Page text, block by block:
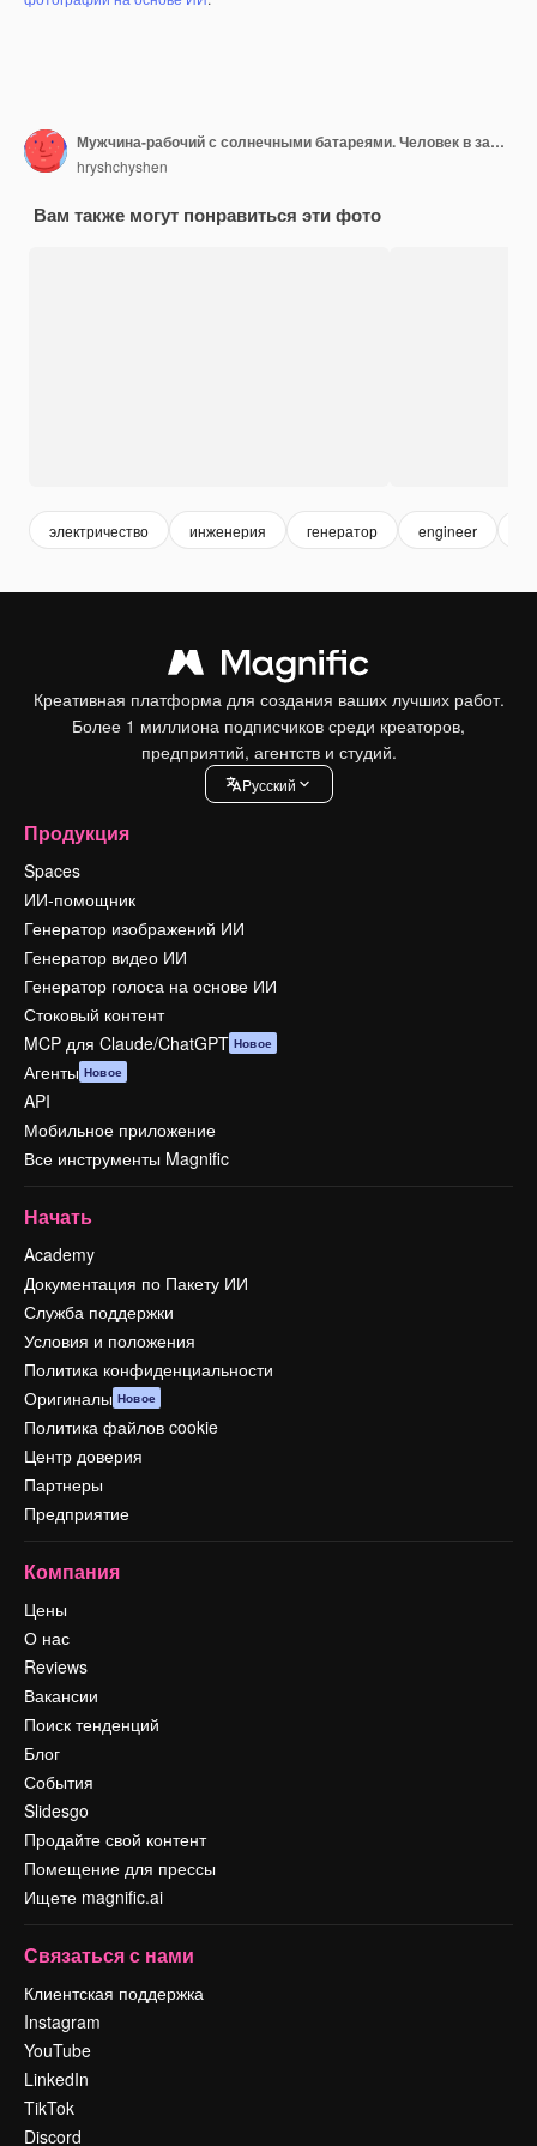
Мужчина-рабочий с солнечными батареями. Человек в защитном шлеме. Установка автономной системы солнечных батарей
hryshchyshen
Вам также могут понравиться эти фото
электричество инженерия генератор engineer
Креативная платформа для создания ваших лучших работ.
Более 1 миллиона подписчиков среди креаторов,
предприятий, агентств и студий.
Pусский
Продукция
Spaces
ИИ-помощник
Генератор изображений ИИ
Генератор видео ИИ
Генератор голоса на основе ИИ
Стоковый контент
MCP для Claude/ChatGPT Новое
Агенты Новое
API
Мобильное приложение
Все инструменты Magnific
Начать
Academy
Документация по Пакету ИИ
Служба поддержки
Условия и положения
Политика конфиденциальности
Оригиналы Новое
Политика файлов cookie
Центр доверия
Партнеры
Предприятие
Компания
Цены
О нас
Reviews
Вакансии
Поиск тенденций
Блог
События
Slidesgo
Продайте свой контент
Помещение для прессы
Ищете magnific.ai
Связаться с нами
Клиентская поддержка
Instagram
YouTube
LinkedIn
TikTok
Discord